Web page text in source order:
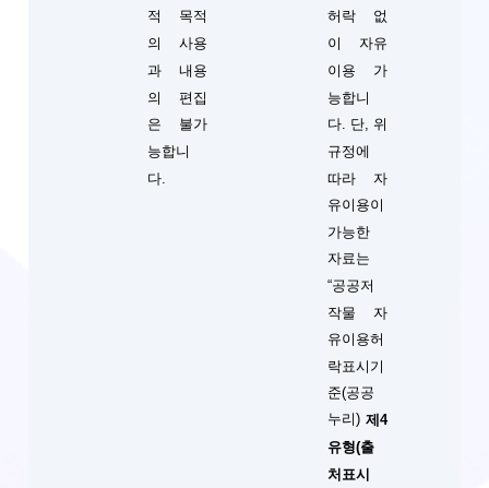
적 목적
의 사용
과 내용
의 편집
은 불가
능합니
다.
허락 없
이 자유
이용 가
능합니
다. 단, 위
규정에
따라 자
유이용이
가능한
자료는
“공공저
작물 자
유이용허
락표시기
준(공공
누리) 제4
유형(출
처표시